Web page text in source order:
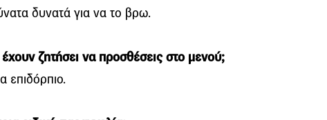
δυνατά για να το βρω.
ζητήσει να προσθέσεις στο μενού;
επιδόρπιο.